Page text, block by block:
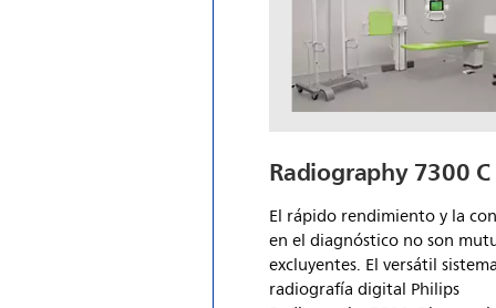
Radiography 7300 C
El rápido rendimiento y la
en el diagnóstico no son
excluyentes. El versátil
radiografía digital Philips